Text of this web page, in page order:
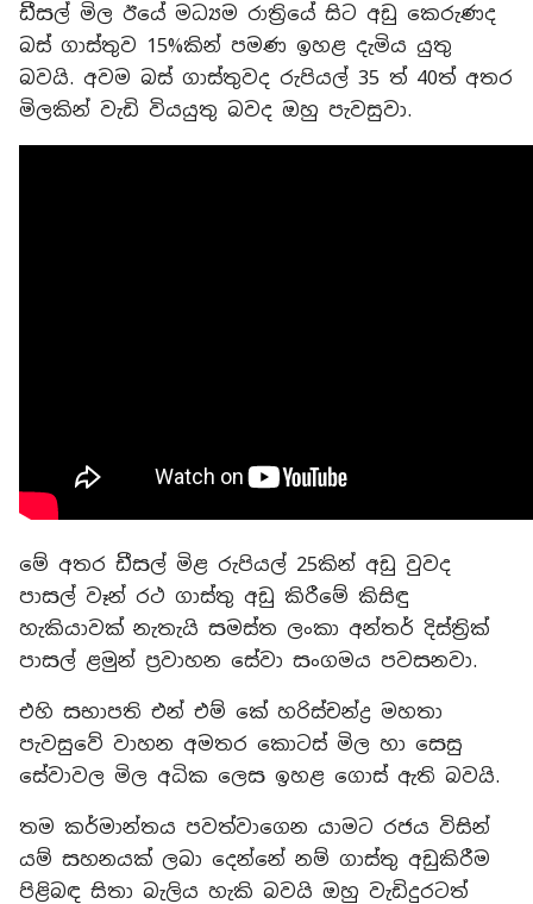
ඩීසල් මිල ඊයේ මධ්‍යම රාත්‍රියේ සිට අඩු කෙරුණද
බස් ගාස්තුව 15%කින් පමණ ඉහළ දැමිය යුතු
බවයි. අවම බස් ගාස්තුවද රුපියල් 35 ත් 40ත් අතර
මිලකින් වැඩි වියයුතු බවද ඔහු පැවසුවා.
මේ අතර ඩීසල් මිළ රුපියල් 25කින් අඩු වුවද
පාසල් වෑන් රථ ගාස්තු අඩු කිරීමේ කිසිඳු
හැකියාවක් නැතැයි සමස්ත ලංකා අන්තර් දිස්ත්‍රික්
පාසල් ළමුන් ප්‍රවාහන සේවා සංගමය පවසනවා.
එහි සභාපති එන් එම් කේ හරිස්චන්ද්‍ර මහතා
පැවසුවේ වාහන අමතර කොටස් මිල හා සෙසු
සේවාවල මිල අධික ලෙස ඉහළ ගොස් ඇති බවයි.
තම කර්මාන්තය පවත්වාගෙන යාමට රජය විසින්
යම් සහනයක් ලබා දෙන්නේ නම් ගාස්තු අඩුකිරීම
පිළිබඳ සිතා බැලිය හැකි බවයි ඔහු වැඩිදුරටත්